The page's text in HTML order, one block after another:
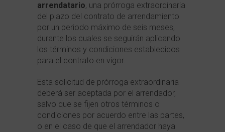
arrendatario, una prórroga extraordinaria
del plazo del contrato de arrendamiento
por un periodo máximo de seis meses,
durante los cuales se seguirán aplicando
los términos y condiciones establecidos
para el contrato en vigor.
Esta solicitud de prórroga extraordinaria
deberá ser aceptada por el arrendador,
salvo que se fijen otros términos o
condiciones por acuerdo entre las partes,
o en el caso de que el arrendador haya